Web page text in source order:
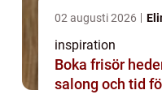
02 augusti 2026
inspiration
Boka frisör hedemora så
salong och tid